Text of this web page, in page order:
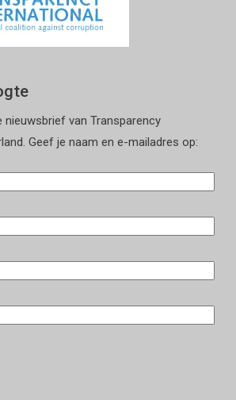
nieuwsbrief van Transparency
Geef je naam en e-mailadres op: